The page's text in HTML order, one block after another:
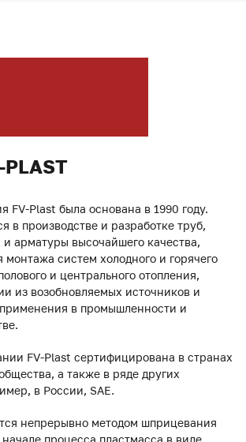
FV-Plast была основана в 1990 году.
в производстве и разработке труб,
арматуры высочайшего качества,
систем холодного и горячего
и центрального отопления,
из возобновляемых источников и
применения в промышленности и
FV-Plast сертифицирована в странах
а также в ряде других
в России, SAE.
непрерывно методом шприцевания
процесса пластмасса в виде